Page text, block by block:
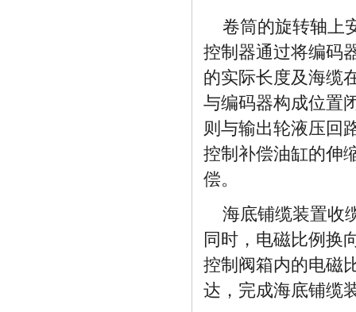
卷筒的旋转轴上
控制器通过将编码
的实际长度及海缆
与编码器构成位置
则与输出轮液压回
控制补偿油缸的伸
偿。
海底铺缆装置收
同时，电磁比例换
控制阀箱内的电磁
达，完成海底铺缆